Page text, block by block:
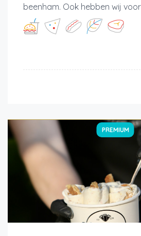
beenham. Ook hebben wij
PREMIUM